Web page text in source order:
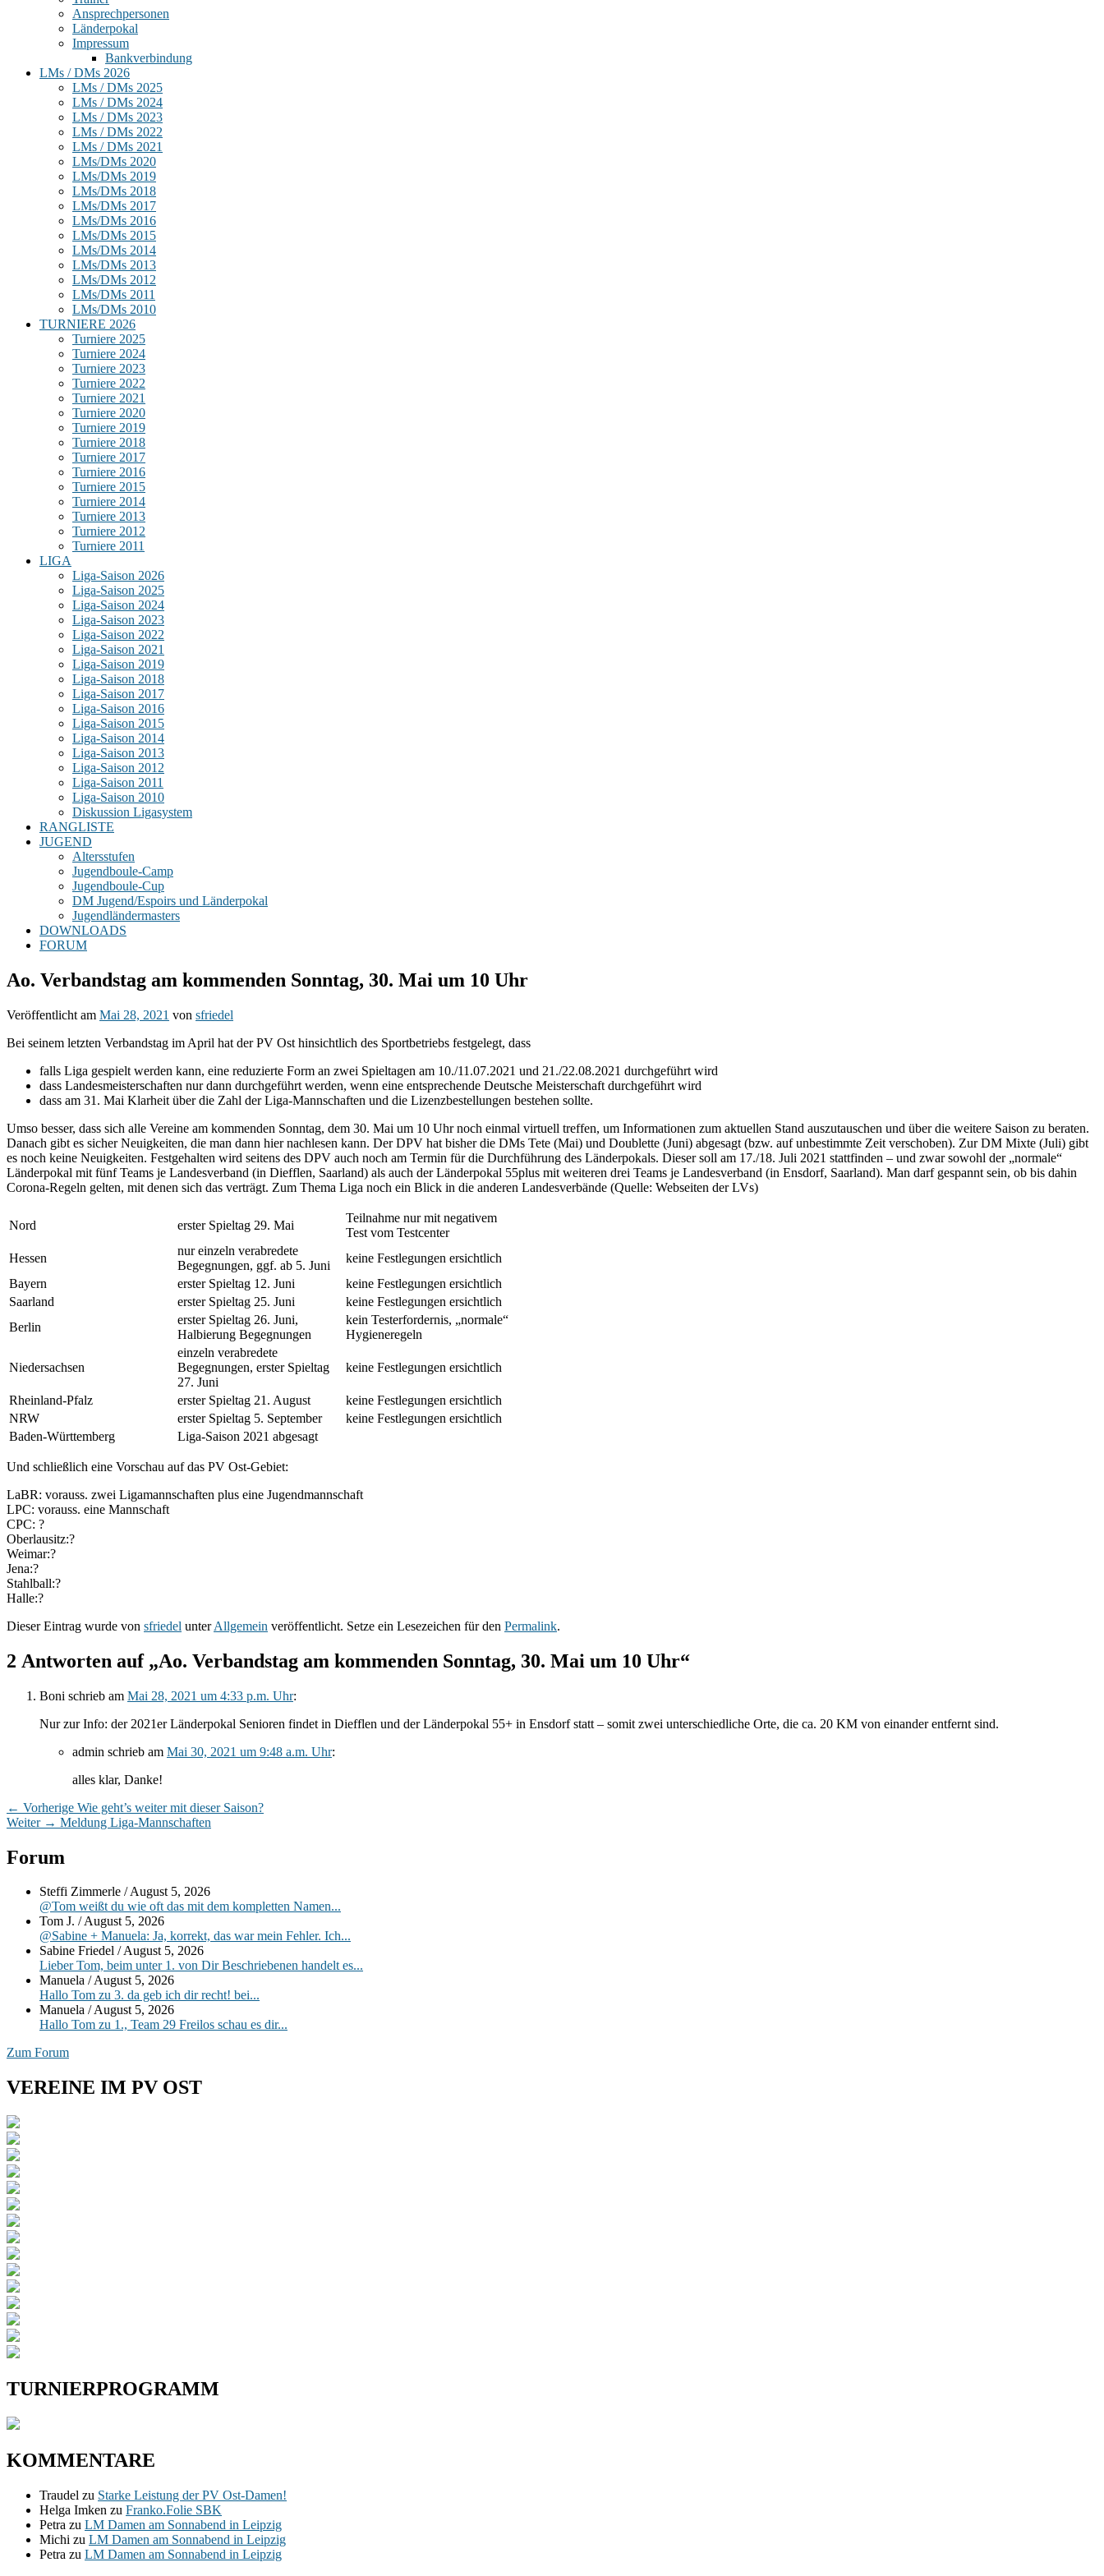
Ansprechpersonen
Länderpokal
Impressum
Bankverbindung
LMs / DMs 2026
LMs / DMs 2025
LMs / DMs 2024
LMs / DMs 2023
LMs / DMs 2022
LMs / DMs 2021
LMs/DMs 2020
LMs/DMs 2019
LMs/DMs 2018
LMs/DMs 2017
LMs/DMs 2016
LMs/DMs 2015
LMs/DMs 2014
LMs/DMs 2013
LMs/DMs 2012
LMs/DMs 2011
LMs/DMs 2010
TURNIERE 2026
Turniere 2025
Turniere 2024
Turniere 2023
Turniere 2022
Turniere 2021
Turniere 2020
Turniere 2019
Turniere 2018
Turniere 2017
Turniere 2016
Turniere 2015
Turniere 2014
Turniere 2013
Turniere 2012
Turniere 2011
LIGA
Liga-Saison 2026
Liga-Saison 2025
Liga-Saison 2024
Liga-Saison 2023
Liga-Saison 2022
Liga-Saison 2021
Liga-Saison 2019
Liga-Saison 2018
Liga-Saison 2017
Liga-Saison 2016
Liga-Saison 2015
Liga-Saison 2014
Liga-Saison 2013
Liga-Saison 2012
Liga-Saison 2011
Liga-Saison 2010
Diskussion Ligasystem
RANGLISTE
JUGEND
Altersstufen
Jugendboule-Camp
Jugendboule-Cup
DM Jugend/Espoirs und Länderpokal
Jugendländermasters
DOWNLOADS
FORUM
Ao. Verbandstag am kommenden Sonntag, 30. Mai um 10 Uhr
Veröffentlicht am Mai 28, 2021 von sfriedel
Bei seinem letzten Verbandstag im April hat der PV Ost hinsichtlich des Sportbetriebs festgelegt, dass
falls Liga gespielt werden kann, eine reduzierte Form an zwei Spieltagen am 10./11.07.2021 und 21./22.08.2021 durchgeführt wird
dass Landesmeisterschaften nur dann durchgeführt werden, wenn eine entsprechende Deutsche Meisterschaft durchgeführt wird
dass am 31. Mai Klarheit über die Zahl der Liga-Mannschaften und die Lizenzbestellungen bestehen sollte.
Umso besser, dass sich alle Vereine am kommenden Sonntag, dem 30. Mai um 10 Uhr noch einmal virtuell treffen, um Informationen zum aktuellen Stand auszutauschen und über die weitere Saison zu beraten.
Danach gibt es sicher Neuigkeiten, die man dann hier nachlesen kann. Der DPV hat bisher die DMs Tete (Mai) und Doublette (Juni) abgesagt (bzw. auf unbestimmte Zeit verschoben). Zur DM Mixte (Juli) gibt
es noch keine Neuigkeiten. Festgehalten wird seitens des DPV auch noch am Termin für die Durchführung des Länderpokals. Dieser soll am 17./18. Juli 2021 stattfinden – und zwar sowohl der „normale“
Länderpokal mit fünf Teams je Landesverband (in Diefflen, Saarland) als auch der Länderpokal 55plus mit weiteren drei Teams je Landesverband (in Ensdorf, Saarland). Man darf gespannt sein, ob bis dahin
Corona-Regeln gelten, mit denen sich das verträgt. Zum Thema Liga noch ein Blick in die anderen Landesverbände (Quelle: Webseiten der LVs)
Nord erster Spieltag 29. Mai
Teilnahme nur mit negativem
Test vom Testcenter
Hessen
nur einzeln verabredete
Begegnungen, ggf. ab 5. Juni
keine Festlegungen ersichtlich
Bayern
erster Spieltag 12. Juni
keine Festlegungen ersichtlich
Saarland
erster Spieltag 25. Juni
keine Festlegungen ersichtlich
Berlin
erster Spieltag 26. Juni,
Halbierung Begegnungen
kein Testerfordernis, „normale“
Hygieneregeln
Niedersachsen
einzeln verabredete
Begegnungen, erster Spieltag
27. Juni
keine Festlegungen ersichtlich
Rheinland-Pfalz erster Spieltag 21. August
keine Festlegungen ersichtlich
NRW
erster Spieltag 5. September
keine Festlegungen ersichtlich
Baden-Württemberg
Liga-Saison 2021 abgesagt
Und schließlich eine Vorschau auf das PV Ost-Gebiet:
LaBR: vorauss. zwei Ligamannschaften plus eine Jugendmannschaft
LPC: vorauss. eine Mannschaft
CPC: ?
Oberlausitz:?
Weimar:?
Jena:?
Stahlball:?
Halle:?
Dieser Eintrag wurde von sfriedel unterAllgemein veröffentlicht. Setze ein Lesezeichen für den Permalink.
2 Antworten auf „Ao. Verbandstag am kommenden Sonntag, 30. Mai um 10 Uhr“
Boni schrieb am Mai 28, 2021 um 4:33 p.m. Uhr:
Nur zur Info: der 2021er Länderpokal Senioren findet in Diefflen und der Länderpokal 55+ in Ensdorf statt – somit zwei unterschiedliche Orte, die ca. 20 KM von einander entfernt sind.
admin schrieb am Mai 30, 2021 um 9:48 a.m. Uhr:
alles klar, Danke!
Beitragsnavigation
← Vorherige Vorheriger
Beitrag:
Wie geht’s weiter mit dieser Saison?
Weiter → Nächster
Meldung Liga-Mannschaften
Primärer
Widgetbereich
Forum
Steffi Zimmerle /August 5, 2026
@Tom weißt du wie oft das mit dem kompletten Namen...
Tom J. /August 5, 2026
@Sabine + Manuela: Ja, korrekt, das war mein Fehler. Ich...
Sabine Friedel /August 5, 2026
Lieber Tom, beim unter 1. von Dir Beschriebenen handelt es...
Manuela /August 5, 2026
Hallo Tom zu 3. da geb ich dir recht! bei...
Manuela /August 5, 2026
Hallo Tom zu 1., Team 29 Freilos schau es dir...
Zum Forum
VEREINE IM PV OST
TURNIERPROGRAMM
KOMMENTARE
Traudel zu Starke Leistung der PV Ost-Damen!
Helga Imken zu Franko.Folie SBK
Petra zu LM Damen am Sonnabend in Leipzig
Michi zu LM Damen am Sonnabend in Leipzig
Petra zu LM Damen am Sonnabend in Leipzig